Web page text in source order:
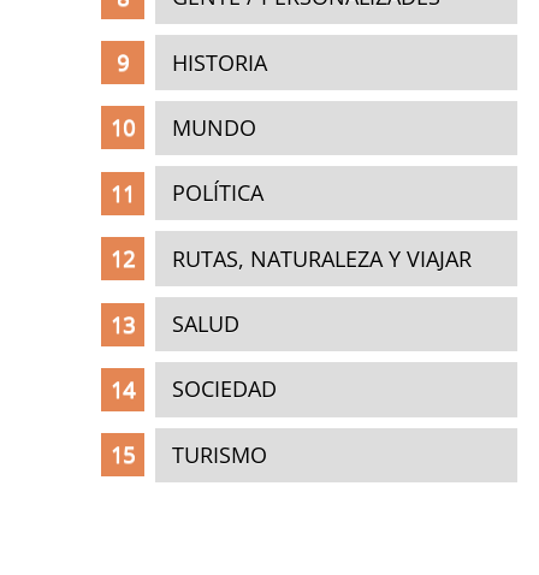
HISTORIA
MUNDO
POLÍTICA
RUTAS, NATURALEZA Y VIAJAR
SALUD
SOCIEDAD
TURISMO